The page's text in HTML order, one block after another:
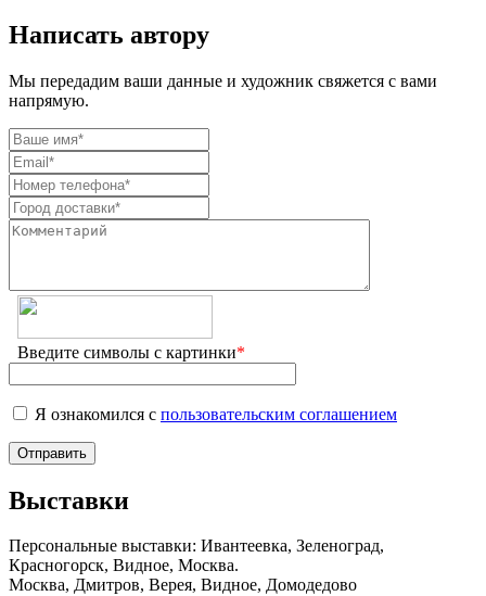
Написать автору
Мы передадим ваши данные и художник свяжется с вами
напрямую.
Введите символы с картинки*
Я ознакомился с пользовательским соглашением
Выставки
Персональные выставки: Ивантеевка, Зеленоград,
Красногорск, Видное, Москва.
Москва, Дмитров, Верея, Видное, Домодедово